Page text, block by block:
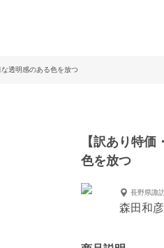
透明感のある色を放つ
【訳あり特
色を放つ
長野県諏
森田和